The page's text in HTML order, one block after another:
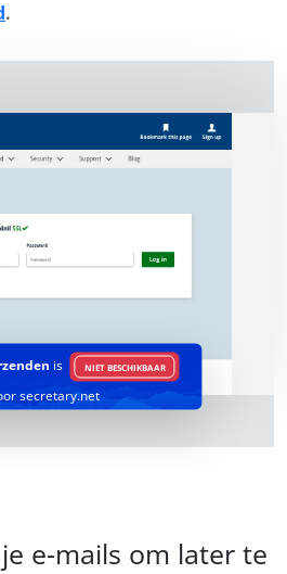
.
is NIET BESCHIKBAAR
secretary.net
e-mails om later te